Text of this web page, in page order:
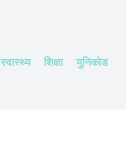
स्वास्थ्य शिक्षा युनिकोड